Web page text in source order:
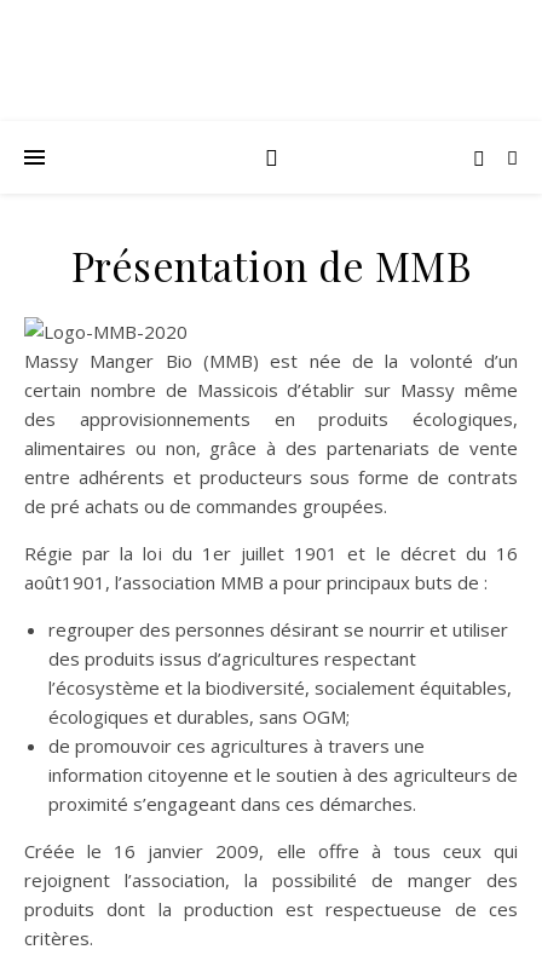
Présentation de MMB
Massy Manger Bio (MMB) est née de la volonté d’un
certain nombre de Massicois d’établir sur Massy même
des approvisionnements en produits écologiques,
alimentaires ou non, grâce à des partenariats de vente
entre adhérents et producteurs sous forme de contrats
de pré achats ou de commandes groupées.
Régie par la loi du 1er juillet 1901 et le décret du 16
août1901, l’association MMB a pour principaux buts de :
regrouper des personnes désirant se nourrir et utiliser
des produits issus d’agricultures respectant
l’écosystème et la biodiversité, socialement équitables,
écologiques et durables, sans OGM;
de promouvoir ces agricultures à travers une
information citoyenne et le soutien à des agriculteurs de
proximité s’engageant dans ces démarches.
Créée le 16 janvier 2009, elle offre à tous ceux qui
rejoignent l’association, la possibilité de manger des
produits dont la production est respectueuse de ces
critères.